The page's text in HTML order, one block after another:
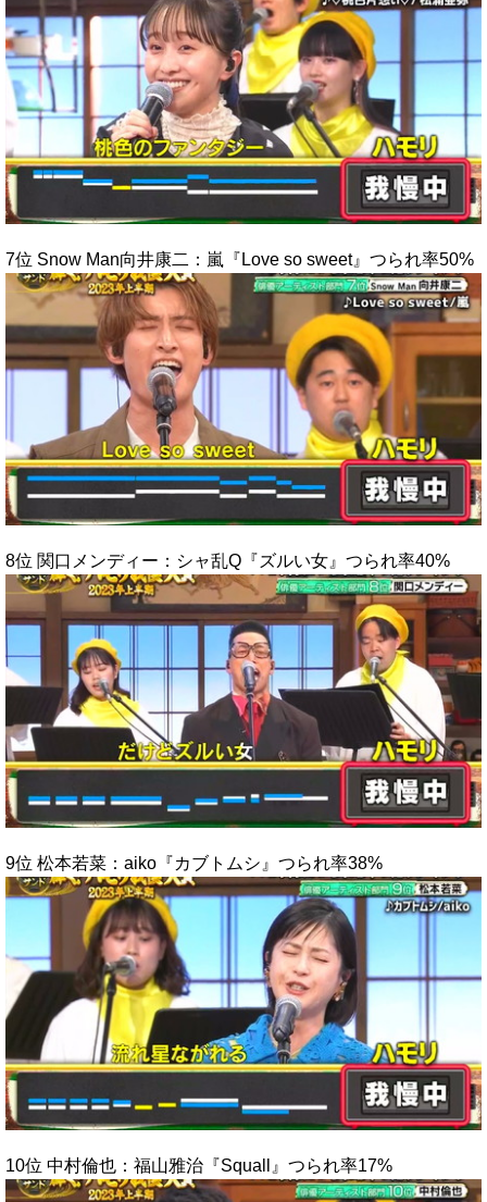
7位 Snow Man向井康二：嵐『Love so sweet』つられ率50%
8位 関口メンディー：シャ乱Q『ズルい女』つられ率40%
9位 松本若菜：aiko『カブトムシ』つられ率38%
10位 中村倫也：福山雅治『Squall』つられ率17%